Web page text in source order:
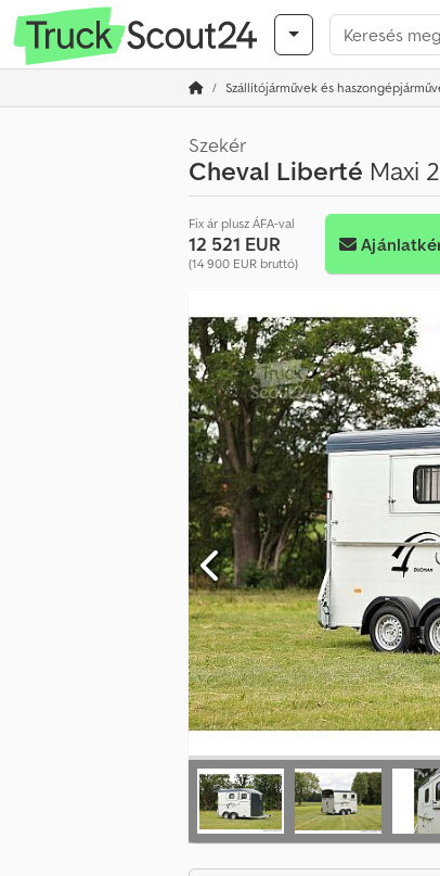
Szállítójárművek és
Szekér
Cheval Liberté Maxi
Fix ár plusz ÁFA-val
12 521 EUR
(14 900 EUR bruttó)